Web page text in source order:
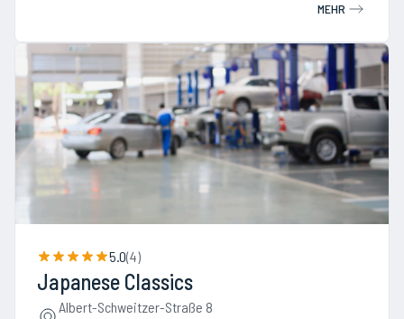
MEHR
5.0(4)
Japanese Classics
Albert-Schweitzer-Straße 8